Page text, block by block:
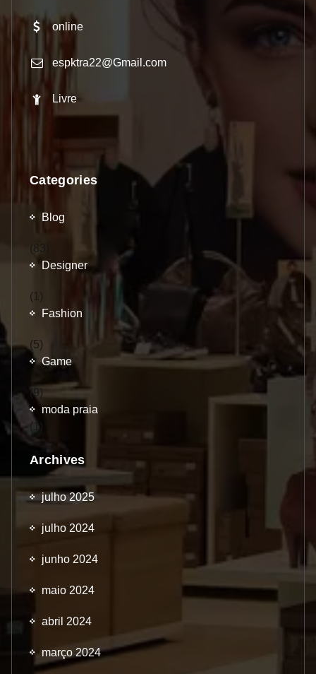
online
espktra22@Gmail.com
Livre
Categories
Blog
(83)
Designer
(1)
Fashion
(5)
Game
(9)
moda praia
(1)
Archives
julho 2025
julho 2024
junho 2024
maio 2024
abril 2024
março 2024